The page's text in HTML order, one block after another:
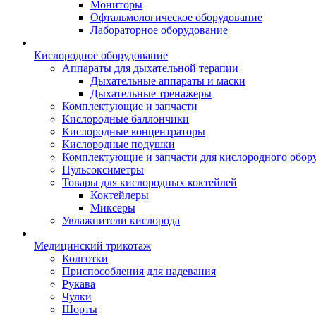
Мониторы
Офтальмологическое оборудование
Лабораторное оборудование
Кислородное оборудование
Аппараты для дыхательной терапии
Дыхательные аппараты и маски
Дыхательные тренажеры
Комплектующие и запчасти
Кислородные баллончики
Кислородные концентраторы
Кислородные подушки
Комплектующие и запчасти для кислородного
Пульсоксиметры
Товары для кислородных коктейлей
Коктейлеры
Миксеры
Увлажнители кислорода
Медицинский трикотаж
Колготки
Приспособления для надевания
Рукава
Чулки
Шорты